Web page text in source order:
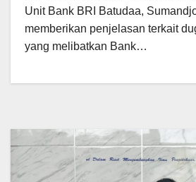
Unit Bank BRI Batudaa,
memberikan penjelasan terkait
yang melibatkan Bank…